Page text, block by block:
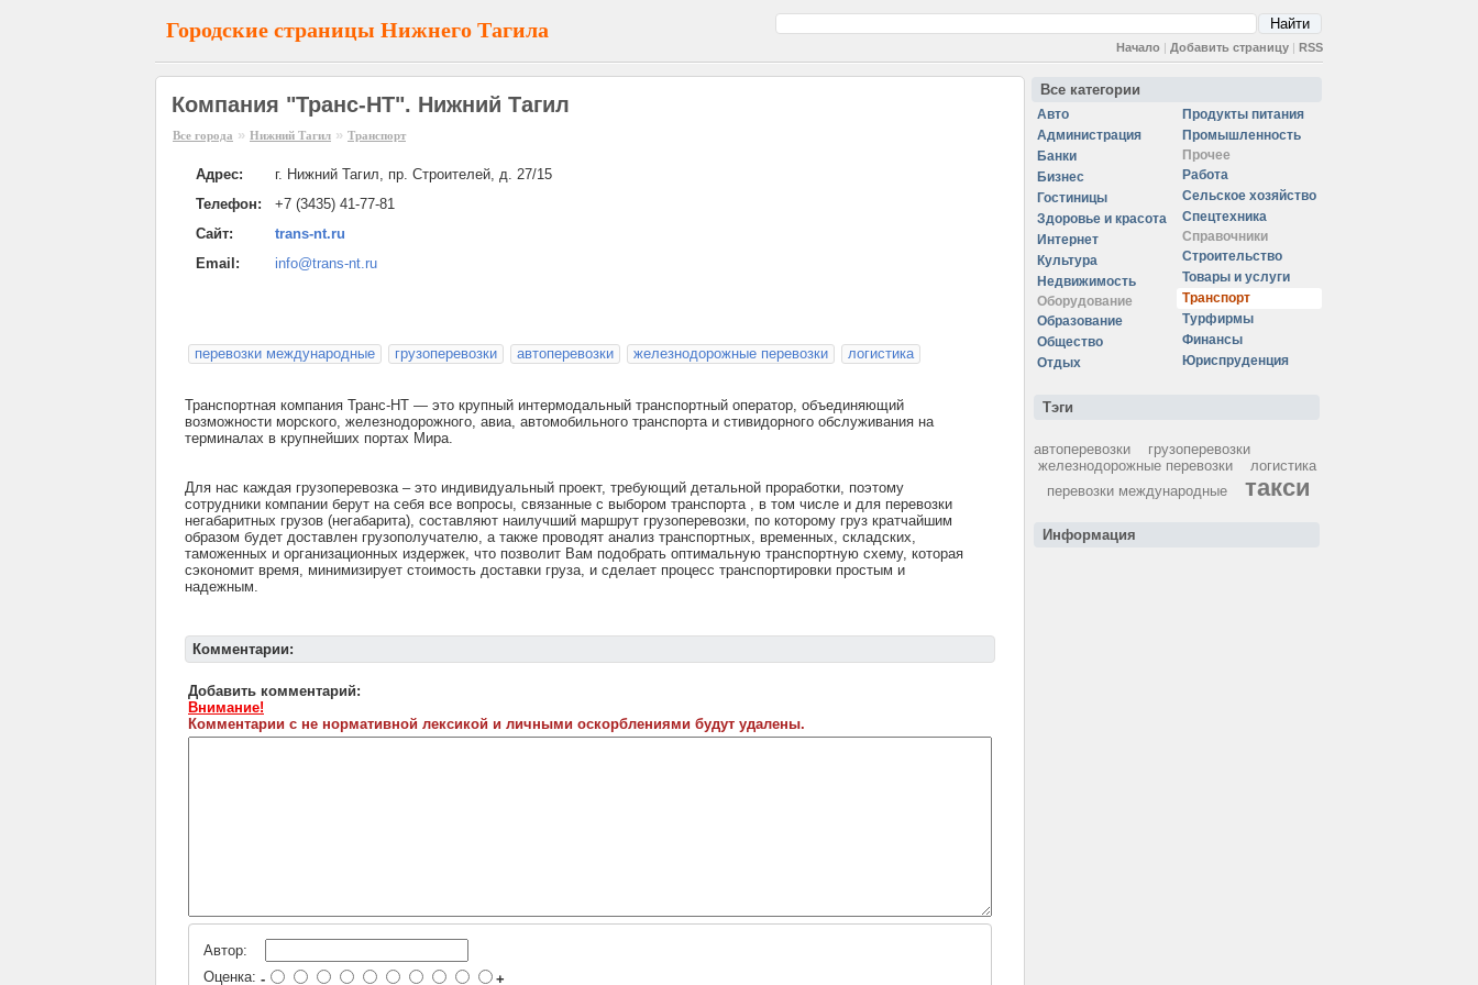
Городские страницы Нижнего Тагила
Начало | Добавить страницу | RSS
Компания "Транс-НТ". Нижний Тагил
Все города » Нижний Тагил » Транспорт
Адрес:
г. Нижний Тагил, пр. Строителей, д. 27/15
Телефон:
+7 (3435) 41-77-81
Сайт:
trans-nt.ru
Email:
info@trans-nt.ru
перевозки международные грузоперевозки автоперевозки железнодорожные перевозки логистика
Транспортная компания Транс-НТ — это крупный интермодальный транспортный оператор, объединяющий
возможности морского, железнодорожного, авиа, автомобильного транспорта и стивидорного обслуживания на
терминалах в крупнейших портах Мира.
Для нас каждая грузоперевозка – это индивидуальный проект, требующий детальной проработки, поэтому
сотрудники компании берут на себя все вопросы, связанные с выбором транспорта , в том числе и для перевозки
негабаритных грузов (негабарита), составляют наилучший маршрут грузоперевозки, по которому груз кратчайшим
образом будет доставлен грузополучателю, а также проводят анализ транспортных, временных, складских,
таможенных и организационных издержек, что позволит Вам подобрать оптимальную транспортную схему, которая
сэкономит время, минимизирует стоимость доставки груза, и сделает процесс транспортировки простым и
надежным.
Комментарии:
Добавить комментарий:
Внимание!
Комментарии с не нормативной лексикой и личными оскорблениями будут удалены.
Автор:
Оценка: - +
Все категории
Авто
Администрация
Банки
Бизнес
Гостиницы
Здоровье и красота
Интернет
Культура
Недвижимость
Оборудование
Образование
Общество
Отдых
Продукты питания
Промышленность
Прочее
Работа
Сельское хозяйство
Спецтехника
Справочники
Строительство
Товары и услуги
Транспорт
Турфирмы
Финансы
Юриспруденция
Тэги
автоперевозки
грузоперевозки
железнодорожные перевозки
логистика
перевозки международные
такси
Информация